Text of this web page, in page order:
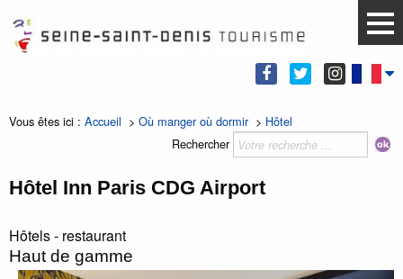
Vous êtes ici : Accueil > Où manger où dormir> Hôtel
Rechercher
Hôtel Inn Paris CDG Airport
Hôtels - restaurant
Haut de gamme